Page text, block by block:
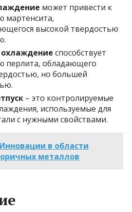
может привести к
мартенсита,
высокой твердостью
способствует
перлита, обладающего
но большей
– это контролируемые
используемые для
с нужными свойствами.
Инновации в области
металлов